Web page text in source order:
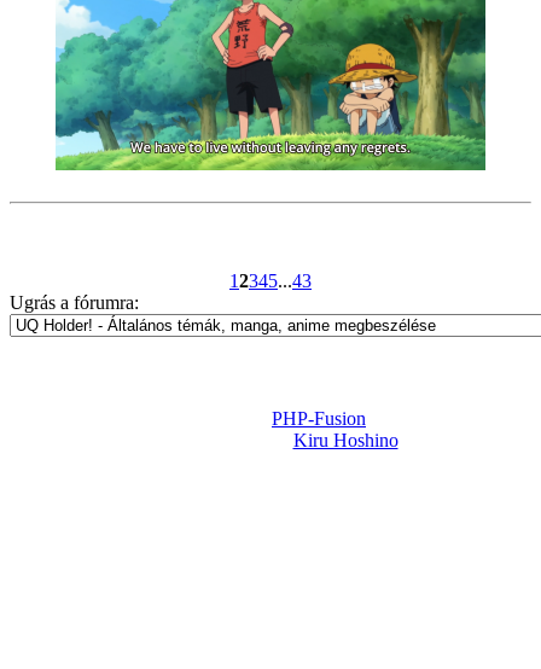
12345...43
Ugrás a fórumra:
PHP-Fusion
Kiru Hoshino